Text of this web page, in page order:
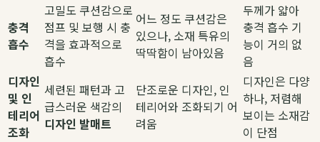
충격
흡수
고밀도 쿠션감으로
점프 및 보행 시 충
격을 효과적으로
흡수
어느 정도 쿠션감은
있으나, 소재 특유의
딱딱함이 남아있음
두께가 얇아
충격 흡수 기
능이 거의 없
음
디자인
및 인
테리어
조화
세련된 패턴과 고
급스러운 색감의
디자인 발매트
단조로운 디자인, 인
테리어와 조화되기 어
려움
디자인은 다양
하나, 저렴해
보이는 소재감
이 단점